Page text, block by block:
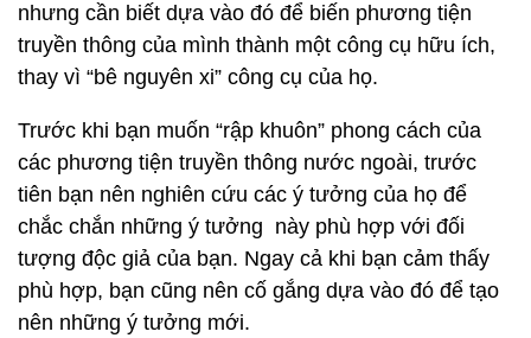
nhưng cần biết dựa vào đó để biến phương tiện
truyền thông của mình thành một công cụ hữu ích,
thay vì “bê nguyên xi” công cụ của họ.
Trước khi bạn muốn “rập khuôn” phong cách của
các phương tiện truyền thông nước ngoài, trước
tiên bạn nên nghiên cứu các ý tưởng của họ để
chắc chắn những ý tưởng này phù hợp với đối
tượng độc giả của bạn. Ngay cả khi bạn cảm thấy
phù hợp, bạn cũng nên cố gắng dựa vào đó để tạo
nên những ý tưởng mới.